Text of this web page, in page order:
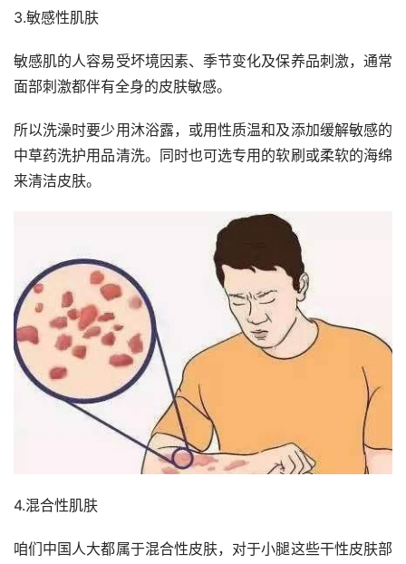
3.敏感性肌肤
敏感肌的人容易受坏境因素、季节变化及保养品刺激，通常
面部刺激都伴有全身的皮肤敏感。
所以洗澡时要少用沐浴露，或用性质温和及添加缓解敏感的
中草药洗护用品清洗。同时也可选专用的软刷或柔软的海绵
来清洁皮肤。
4.混合性肌肤
咱们中国人大都属于混合性皮肤，对于小腿这些干性皮肤部